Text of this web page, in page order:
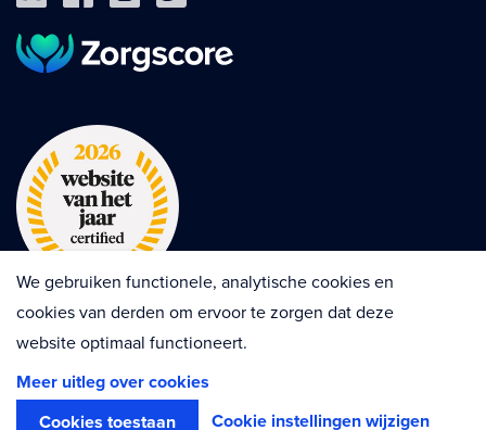
Privacy Cookies
Algemene voorwaarden
We gebruiken functionele, analytische cookies en
cookies van derden om ervoor te zorgen dat deze
website optimaal functioneert.
Meer uitleg over cookies
Cookies toestaan
Cookie instellingen wijzigen